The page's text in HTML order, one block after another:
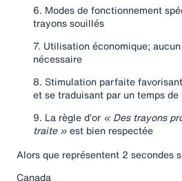
6. Modes de fonctionnement
trayons souillés
7. Utilisation économique;
nécessaire
8. Stimulation parfaite
et se traduisant par un temps
9. La règle d’or « Des trayons
traite »est bien respectée
Alors que représentent 2 secondes
Canada